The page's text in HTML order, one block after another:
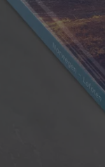
Couverture
La
photo protège
l’extérieur.
Ultra
Le